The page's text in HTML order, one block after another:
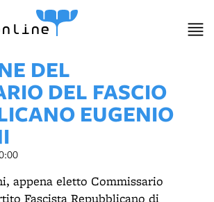
DEL
DEL FASCIO
EUGENIO
appena eletto Commissario
Fascista Repubblicano di